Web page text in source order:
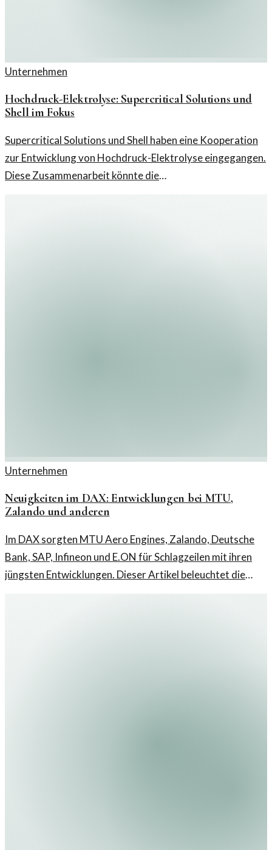
Unternehmen
Hochdruck-Elektrolyse: Supercritical Solutions und
Shell im Fokus
Supercritical Solutions und Shell haben eine Kooperation
zur Entwicklung von Hochdruck-Elektrolyse eingegangen.
Diese Zusammenarbeit könnte die
Unternehmen
Neuigkeiten im DAX: Entwicklungen bei MTU,
Zalando und anderen
Im DAX sorgten MTU Aero Engines, Zalando, Deutsche
Bank, SAP, Infineon und E.ON für Schlagzeilen mit ihren
jüngsten Entwicklungen. Dieser Artikel beleuchtet die